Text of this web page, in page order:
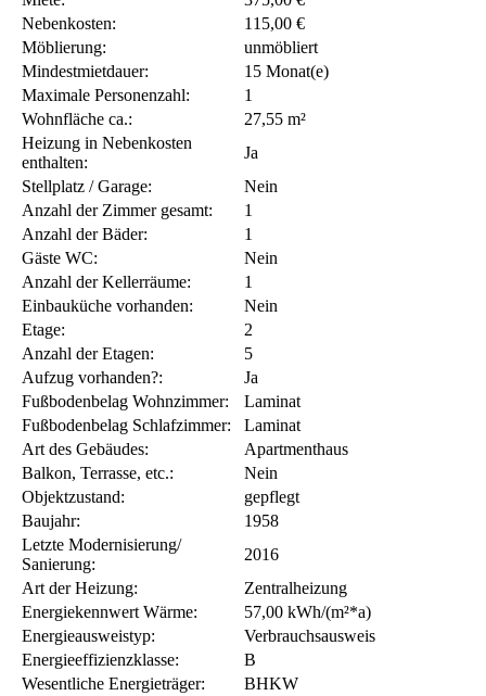
Überblick:
Objekt ID:
1820
Ort:
40211 Düsseldorf -
Innenstadt
Kategorie:
Miete:
375,00 €
Nebenkosten:
115,00 €
Möblierung:
unmöbliert
Mindestmietdauer:
15 Monat(e)
Maximale Personenzahl:
1
Wohnfläche ca.:
27,55 m²
Heizung in Nebenkosten
enthalten:
Ja
Stellplatz / Garage:
Nein
Anzahl der Zimmer gesamt:
1
Anzahl der Bäder:
1
Gäste WC:
Nein
Anzahl der Kellerräume:
1
Einbauküche vorhanden:
Nein
Etage:
2
Anzahl der Etagen:
5
Aufzug vorhanden?:
Fußbodenbelag Wohnzimmer:
Laminat
Fußbodenbelag Schlafzimmer:
Laminat
Art des Gebäudes:
Apartmenthaus
Balkon, Terrasse, etc.:
Nein
Objektzustand:
gepflegt
Baujahr:
1958